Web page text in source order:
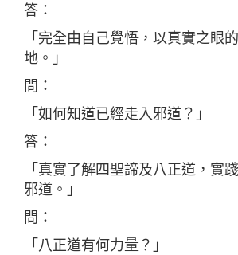
答：
「完全由自己覺悟，以真實之眼
地。」
問：
「如何知道已經走入邪道？」
答：
「真實了解四聖諦及八正道，實
邪道。」
問：
「八正道有何力量？」